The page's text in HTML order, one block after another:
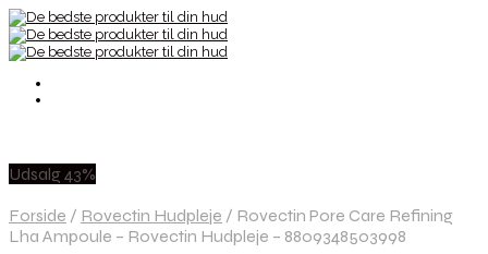
Udsalg 43%
Forside / Rovectin Hudpleje / Rovectin Pore Care Refining
Lha Ampoule – Rovectin Hudpleje – 8809348503998